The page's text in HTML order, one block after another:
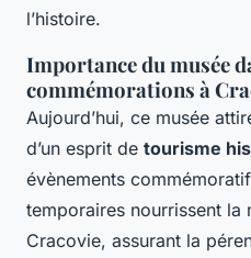
l’histoire.
Importance du musée
commémorations à
Aujourd’hui, ce musée
d’un esprit de tourisme
évènements
temporaires nourrissent la
Cracovie, assurant la